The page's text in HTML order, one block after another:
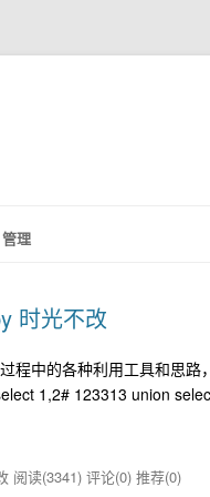
管理
时光不改
程中的各种利用工具和思
1,2# 123313 union
阅读(3341) 评论(0) 推荐(0)